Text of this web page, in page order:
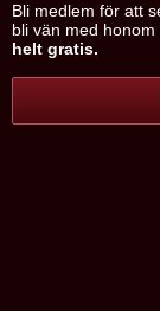
Bli medlem för att
bli vän med
helt gratis.